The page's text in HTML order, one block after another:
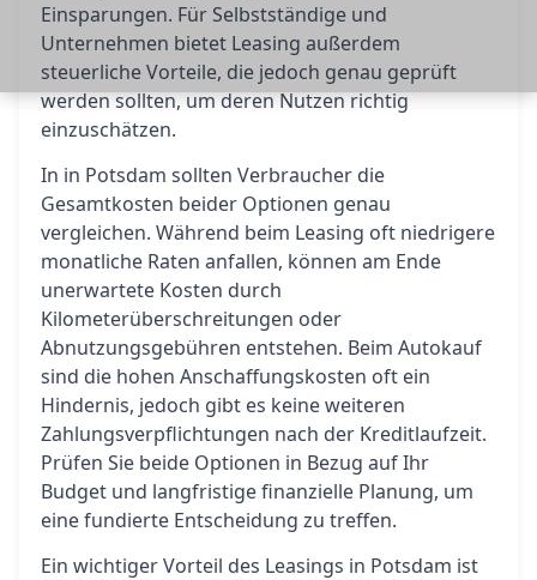
Einsparungen. Für Selbstständige und
Unternehmen bietet Leasing außerdem
steuerliche Vorteile, die jedoch genau geprüft
werden sollten, um deren Nutzen richtig
einzuschätzen.
In in Potsdam sollten Verbraucher die
Gesamtkosten beider Optionen genau
vergleichen. Während beim Leasing oft niedrigere
monatliche Raten anfallen, können am Ende
unerwartete Kosten durch
Kilometerüberschreitungen oder
Abnutzungsgebühren entstehen. Beim Autokauf
sind die hohen Anschaffungskosten oft ein
Hindernis, jedoch gibt es keine weiteren
Zahlungsverpflichtungen nach der Kreditlaufzeit.
Prüfen Sie beide Optionen in Bezug auf Ihr
Budget und langfristige finanzielle Planung, um
eine fundierte Entscheidung zu treffen.
Ein wichtiger Vorteil des Leasings in Potsdam ist